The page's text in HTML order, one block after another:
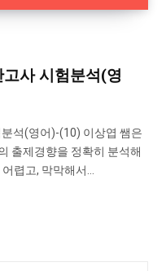
사 시험분석(영
석(영어)-(10) 이상엽 쌤은
출제경향을 정확히 분석해
렵고, 막막해서…